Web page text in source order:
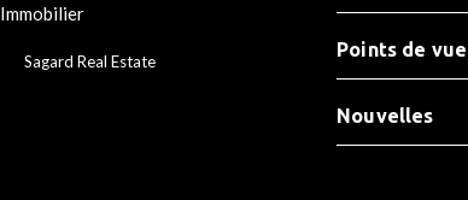
Immobilier
Sagard Real Estate
Points de vue
Nouvelles